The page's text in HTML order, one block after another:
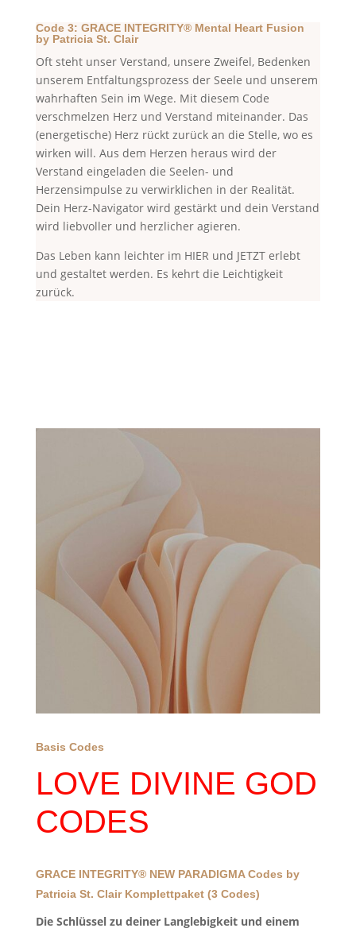
Code 3: GRACE INTEGRITY® Mental Heart Fusion
by Patricia St. Clair
Oft steht unser Verstand, unsere Zweifel, Bedenken
unserem Entfaltungsprozess der Seele und unserem
wahrhaften Sein im Wege. Mit diesem Code
verschmelzen Herz und Verstand miteinander. Das
(energetische) Herz rückt zurück an die Stelle, wo es
wirken will. Aus dem Herzen heraus wird der
Verstand eingeladen die Seelen- und
Herzensimpulse zu verwirklichen in der Realität.
Dein Herz-Navigator wird gestärkt und dein Verstand
wird liebvoller und herzlicher agieren.
Das Leben kann leichter im HIER und JETZT erlebt
und gestaltet werden. Es kehrt die Leichtigkeit
zurück.
Basis Codes
LOVE DIVINE GOD
CODES
GRACE INTEGRITY® NEW PARADIGMA Codes by
Patricia St. Clair Komplettpaket (3 Codes)
Die Schlüssel zu deiner Langlebigkeit und einem